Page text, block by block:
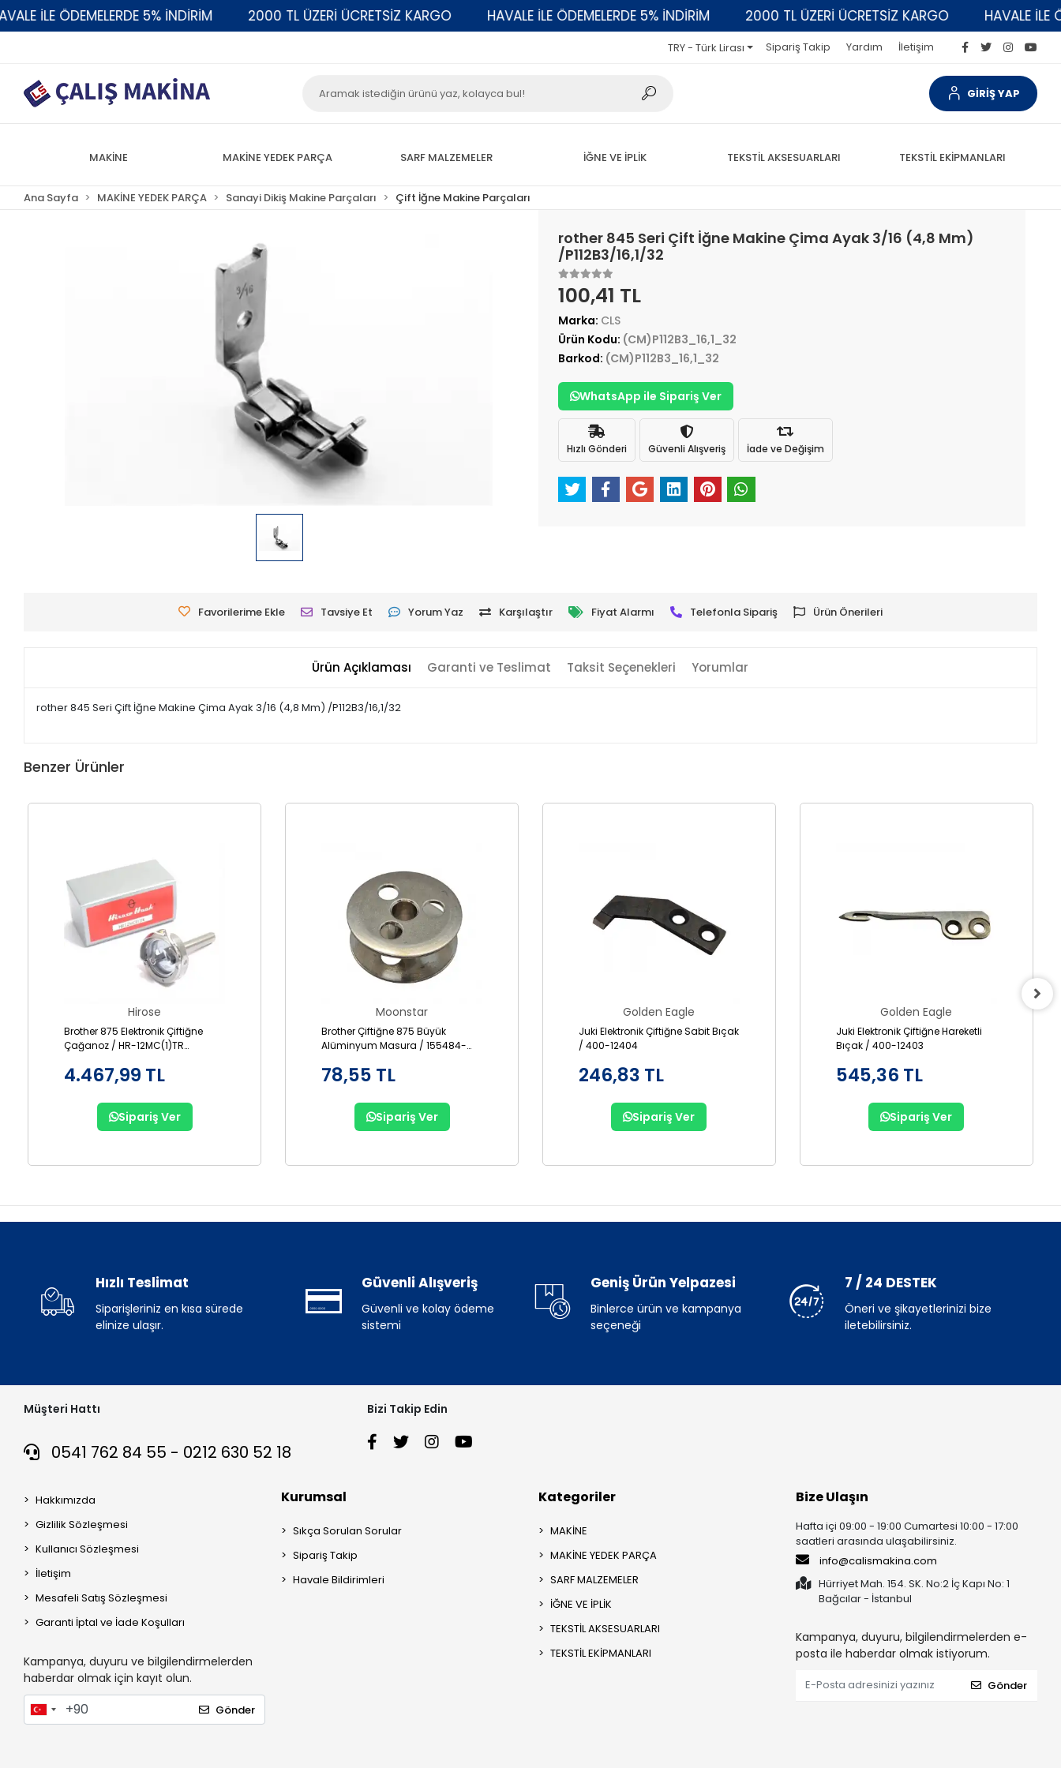
İLE ÖDEMELERDE 5% İNDİRİM 2000 TL ÜZERİ ÜCRETSİZ KARGO HAVALE İLE ÖDEMELERDE 5% İNDİRİM 2000 TL ÜZERİ ÜCRETSİZ KARGO HAVALE İLE
TRY - Türk Lirası Sipariş Takip Yardım İletişim
GİRİŞ YAP
MAKİNE MAKİNE YEDEK PARÇA SARF MALZEMELER İĞNE VE İPLİK TEKSTİL AKSESUARLARI TEKSTİL EKİPMANLARI
Ana Sayfa MAKİNE YEDEK PARÇA Sanayi Dikiş Makine Parçaları Çift İğne Makine Parçaları
rother 845 Seri Çift İğne Makine Çima Ayak 3/16 (4,8 Mm)
/P112B3/16,1/32
100,41 TL
Marka: CLS
Ürün Kodu: (CM)P112B3_16,1_32
Barkod: (CM)P112B3_16,1_32
WhatsApp ile Sipariş Ver
Hızlı Gönderi Güvenli Alışveriş İade ve Değişim
Favorilerime Ekle Tavsiye Et Yorum Yaz Karşılaştır Fiyat Alarmı Telefonla Sipariş Ürün Önerileri
Ürün Açıklaması Garanti ve Teslimat Taksit Seçenekleri Yorumlar
rother 845 Seri Çift İğne Makine Çima Ayak 3/16 (4,8 Mm) /P112B3/16,1/32
Benzer Ürünler
Hirose
Brother 875 Elektronik Çiftiğne
Çağanoz / HR-12MC(1)TR
4.467,99 TL
Sipariş Ver
Moonstar
Brother Çiftiğne 875 Büyük
Alüminyum Masura / 155484-
78,55 TL
Sipariş Ver
Golden Eagle
Juki Elektronik Çiftiğne Sabit Bıçak
/ 400-12404
246,83 TL
Sipariş Ver
Golden Eagle
Juki Elektronik Çiftiğne Hareketli
Bıçak / 400-12403
545,36 TL
Sipariş Ver
Hızlı Teslimat
Siparişleriniz en kısa sürede
elinize ulaşır.
Güvenli Alışveriş
Güvenli ve kolay ödeme
sistemi
Geniş Ürün Yelpazesi
Binlerce ürün ve kampanya
seçeneği
7 / 24 DESTEK
Öneri ve şikayetlerinizi bize
iletebilirsiniz.
Müşteri Hattı
0541 762 84 55 - 0212 630 52 18
Bizi Takip Edin
Hakkımızda
Gizlilik Sözleşmesi
Kullanıcı Sözleşmesi
İletişim
Mesafeli Satış Sözleşmesi
Garanti İptal ve İade Koşulları
Kampanya, duyuru ve bilgilendirmelerden
haberdar olmak için kayıt olun.
Gönder
Kurumsal
Sıkça Sorulan Sorular
Sipariş Takip
Havale Bildirimleri
Kategoriler
MAKİNE
MAKİNE YEDEK PARÇA
SARF MALZEMELER
İĞNE VE İPLİK
TEKSTİL AKSESUARLARI
TEKSTİL EKİPMANLARI
Bize Ulaşın
Hafta içi 09:00 - 19:00 Cumartesi 10:00 - 17:00
saatleri arasında ulaşabilirsiniz.
info@calismakina.com
Hürriyet Mah. 154. SK. No:2 İç Kapı No: 1
Bağcılar - İstanbul
Kampanya, duyuru, bilgilendirmelerden e-
posta ile haberdar olmak istiyorum.
Gönder